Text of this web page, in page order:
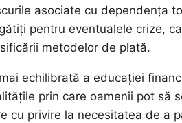
asociate cu dependența
pentru eventualele crize,
metodelor de plată.
echilibrată a educației
prin care oamenii pot să
cu privire la necesitatea de a